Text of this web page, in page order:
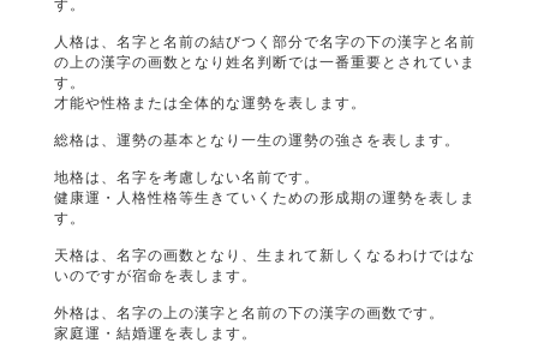
す。
人格は、名字と名前の結びつく部分で名字の下の漢字と名前
の上の漢字の画数となり姓名判断では一番重要とされていま
す。
才能や性格または全体的な運勢を表します。
総格は、運勢の基本となり一生の運勢の強さを表します。
地格は、名字を考慮しない名前です。
健康運・人格性格等生きていくための形成期の運勢を表しま
す。
天格は、名字の画数となり、生まれて新しくなるわけではな
いのですが宿命を表します。
外格は、名字の上の漢字と名前の下の漢字の画数です。
家庭運・結婚運を表します。